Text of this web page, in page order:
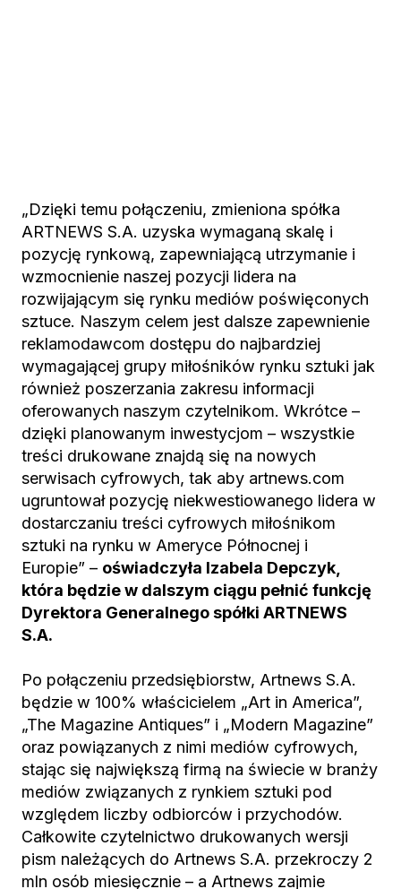
„Dzięki temu połączeniu, zmieniona spółka
ARTNEWS S.A. uzyska wymaganą skalę i
pozycję rynkową, zapewniającą utrzymanie i
wzmocnienie naszej pozycji lidera na
rozwijającym się rynku mediów poświęconych
sztuce. Naszym celem jest dalsze zapewnienie
reklamodawcom dostępu do najbardziej
wymagającej grupy miłośników rynku sztuki jak
również poszerzania zakresu informacji
oferowanych naszym czytelnikom. Wkrótce –
dzięki planowanym inwestycjom – wszystkie
treści drukowane znajdą się na nowych
serwisach cyfrowych, tak aby artnews.com
ugruntował pozycję niekwestiowanego lidera w
dostarczaniu treści cyfrowych miłośnikom
sztuki na rynku w Ameryce Północnej i
Europie” – oświadczyła Izabela Depczyk,
która będzie w dalszym ciągu pełnić funkcję
Dyrektora Generalnego spółki ARTNEWS
S.A.
Po połączeniu przedsiębiorstw, Artnews S.A.
będzie w 100% właścicielem „Art in America”,
„The Magazine Antiques” i „Modern Magazine”
oraz powiązanych z nimi mediów cyfrowych,
stając się największą firmą na świecie w branży
mediów związanych z rynkiem sztuki pod
względem liczby odbiorców i przychodów.
Całkowite czytelnictwo drukowanych wersji
pism należących do Artnews S.A. przekroczy 2
mln osób miesięcznie – a Artnews zajmie